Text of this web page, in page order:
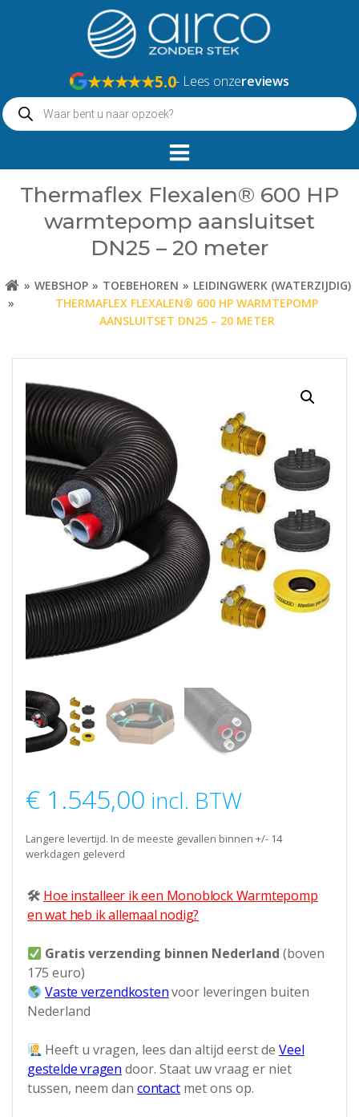
★★★★★5.0- Lees onzereviews
Producten
zoeken
Thermaflex Flexalen® 600 HP
warmtepomp aansluitset
DN25 – 20 meter
WEBSHOP TOEBEHOREN
LEIDINGWERK (WATERZIJDIG)
THERMAFLEX FLEXALEN® 600 HP WARMTEPOMP
AANSLUITSET DN25 – 20 METER
€ 1.545,00 incl. BTW
Langere levertijd. In de meeste gevallen binnen +/- 14
werkdagen geleverd
🛠 Hoe installeer ik een Monoblock Warmtepomp
en wat heb ik allemaal nodig?
Gratis verzending binnen Nederland (boven
175 euro)
Vaste verzendkostenvoor leveringen buiten
Nederland
Heeft u vragen, lees dan altijd eerst deVeel
gestelde vragen door. Staat uw vraag er niet
tussen, neem dan contactmet ons op.